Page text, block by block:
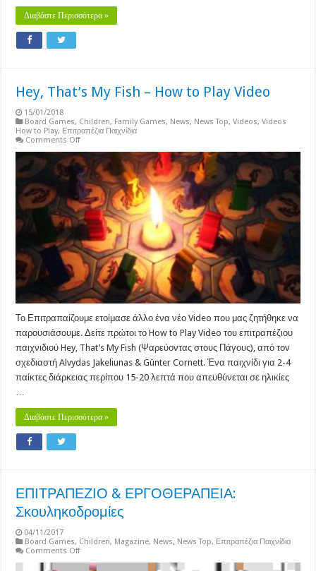
Διαβάστε Περισσότερα »
Hey, That’s My Fish – How to Play Video
15/01/2018
Board Games, Children, Family Games, News, News Top,Videos,Videos
How to Play, Επιτραπέζια Παιχνίδια
Comments Offon
That’s
My
Fish
–
How
to
Play
Video
Το Επιτραπαίζουμε ετοίμασε άλλο ένα νέο Video που μας ζητήθηκε να
παρουσιάσουμε. Δείτε πρώτοι το How to Play Video του επιτραπέζιου
παιχνιδιού Hey, That’s My Fish (Ψαρεύοντας στους Πάγους), από τον
σχεδιαστή Alvydas Jakeliunas & Günter Cornett. Ένα παιχνίδι για 2-4
παίκτες διάρκειας περίπου 15-20 λεπτά που απευθύνεται σε ηλικίες
Διαβάστε Περισσότερα »
ΕΠΙΤΡΑΠΕΖΙΟ & ΕΡΓΟΘΕΡΑΠΕΙΑ:
Σκουληκοδρομίες
04/11/2017
Board Games, Children, Magazine, News, News Top, Επιτραπέζια Παιχνίδια
Comments Offon